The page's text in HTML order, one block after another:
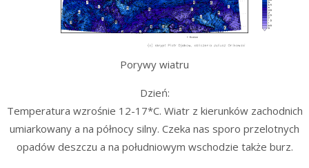
Porywy wiatru
Dzień:
Temperatura wzrośnie 12-17*C. Wiatr z kierunków zachodnich
umiarkowany a na północy silny. Czeka nas sporo przelotnych
opadów deszczu a na południowym wschodzie także burz.